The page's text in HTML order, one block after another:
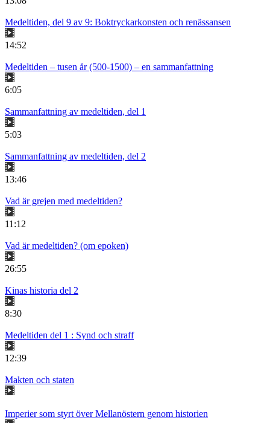
Medeltiden, del 9 av 9: Boktryckarkonsten och renässansen
14:52
Medeltiden – tusen år (500-1500) – en sammanfattning
6:05
Sammanfattning av medeltiden, del 1
5:03
Sammanfattning av medeltiden, del 2
13:46
Vad är grejen med medeltiden?
11:12
Vad är medeltiden? (om epoken)
26:55
Kinas historia del 2
8:30
Medeltiden del 1 : Synd och straff
12:39
Makten och staten
Imperier som styrt över Mellanöstern genom historien